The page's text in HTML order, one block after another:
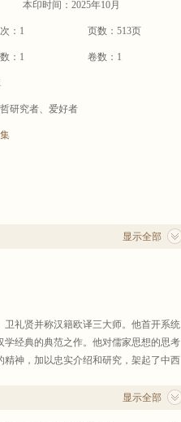
本印时间：2025年10月
：1 页数：513页
：1 卷数：1
研究者、爱好者
显示全部
礼贤并称汉籍欧译三大师。他首开系统
经典的典范之作。他对儒家思想的思考
神，加以忠实介绍和研究，架起了中西
显示全部